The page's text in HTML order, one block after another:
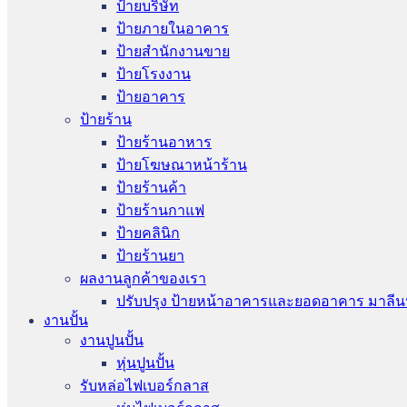
ป้ายบริษัท
ป้ายภายในอาคาร
ป้ายสำนักงานขาย
ป้ายโรงงาน
ป้ายอาคาร
ป้ายร้าน
ป้ายร้านอาหาร
ป้ายโฆษณาหน้าร้าน
ป้ายร้านค้า
ป้ายร้านกาแฟ
ป้ายคลินิก
ป้ายร้านยา
ผลงานลูกค้าของเรา
ปรับปรุง ป้ายหน้าอาคารและยอดอาคาร มาลี
งานปั้น
งานปูนปั้น
หุ่นปูนปั้น
รับหล่อไฟเบอร์กลาส